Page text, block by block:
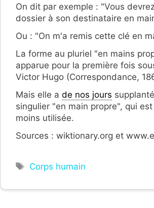
On dit par exemple : "Vous
dossier à son destinataire en
Ou : "On m'a remis cette clé en
La forme au pluriel "en mains
apparue pour la première fois
Victor Hugo (Correspondance,
Mais elle a de nos jours
singulier "en main propre", qui
moins utilisée.
Sources : wiktionary.org et
Étiquettes
Corps humain